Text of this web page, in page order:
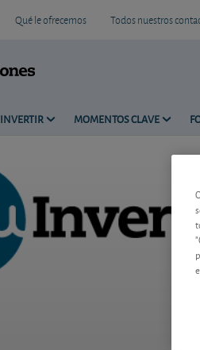
Qué le ofrecemos Todos nuestros
INVERTIR MOMENTOS CLAVE